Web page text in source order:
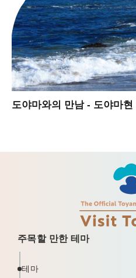
도야마와의 만남 - 도야마
주목할 만한 테마
테마